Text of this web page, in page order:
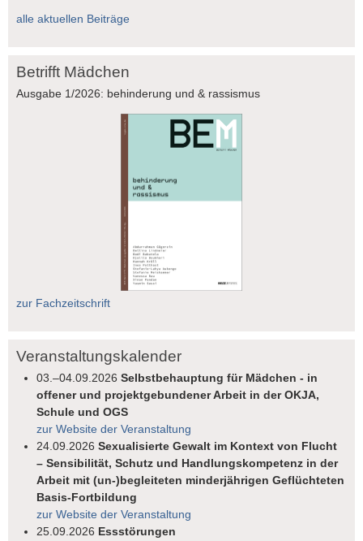
alle aktuellen Beiträge
Betrifft Mädchen
Ausgabe 1/2026: behinderung und & rassismus
zur Fachzeitschrift
Veranstaltungskalender
03.–04.09.2026Selbstbehauptung für Mädchen - in
offener und projektgebundener Arbeit in der OKJA,
Schule und OGS
zur Website der Veranstaltung
24.09.2026Sexualisierte Gewalt im Kontext von Flucht
– Sensibilität, Schutz und Handlungskompetenz in der
Arbeit mit (un-)begleiteten minderjährigen Geflüchteten
Basis-Fortbildung
zur Website der Veranstaltung
25.09.2026 Essstörungen